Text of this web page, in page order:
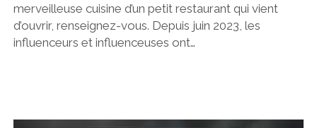
merveilleuse cuisine d’un petit restaurant qui vient
d’ouvrir, renseignez-vous. Depuis juin 2023, les
influenceurs et influenceuses ont…